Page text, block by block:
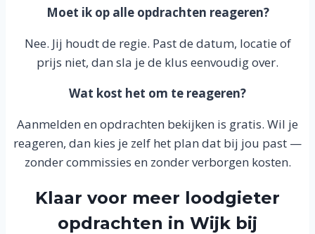
Moet ik op alle opdrachten reageren?
Nee. Jij houdt de regie. Past de datum, locatie of
prijs niet, dan sla je de klus eenvoudig over.
Wat kost het om te reageren?
Aanmelden en opdrachten bekijken is gratis. Wil je
reageren, dan kies je zelf het plan dat bij jou past —
zonder commissies en zonder verborgen kosten.
Klaar voor meer loodgieter
opdrachten in Wijk bij